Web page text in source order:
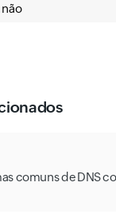
comuns de DNS